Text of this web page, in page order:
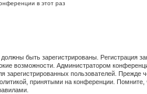
в этот раз
быть зарегистрированы. Регистрация
возможности. Администратором
зарегистрированных пользователей. Прежде
принятыми на конференции.